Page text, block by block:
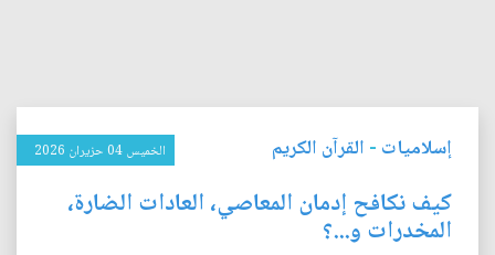
إسلاميات - القرآن الكريم الخميس 04 حزيران 2026
كيف نكافح إدمان المعاصي، العادات الضارة،
المخدرات و...؟